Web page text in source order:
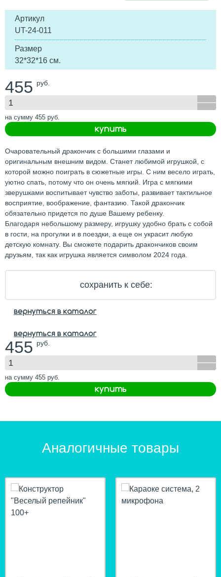
Артикул
UT-24-011
Размер
32*32*16 см.
455 руб.
на сумму 455 руб.
купить
Очаровательный дракончик с большими глазами и
оригинальным внешним видом. Станет любимой игрушкой, с
которой можно поиграть в сюжетные игры. С ним весело играть,
уютно спать, потому что он очень мягкий. Игра с мягкими
зверушками воспитывает чувство заботы, развивает тактильное
восприятие, воображение, фантазию. Такой дракончик
обязательно придется по душе Вашему ребенку.
Благодаря небольшому размеру, игрушку удобно брать с собой
в гости, на прогулки и в поездки, а еще он украсит любую
детскую комнату. Вы сможете подарить дракончиков своим
друзьям, так как игрушка является символом 2024 года.
сохранить к себе:
вернуться в каталог
вернуться в каталог
455 руб.
на сумму 455 руб.
купить
Аналогичные товары